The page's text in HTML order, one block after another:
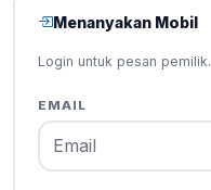
Menanyakan Mobil
Login untuk pesan pemilik.
EMAIL